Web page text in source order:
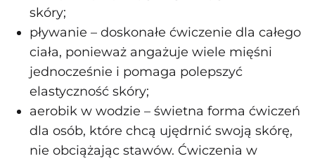
skóry;
pływanie – doskonałe ćwiczenie dla całego
ciała, ponieważ angażuje wiele mięśni
jednocześnie i pomaga polepszyć
elastyczność skóry;
aerobik w wodzie – świetna forma ćwiczeń
dla osób, które chcą ujędrnić swoją skórę,
nie obciążając stawów. Ćwiczenia w